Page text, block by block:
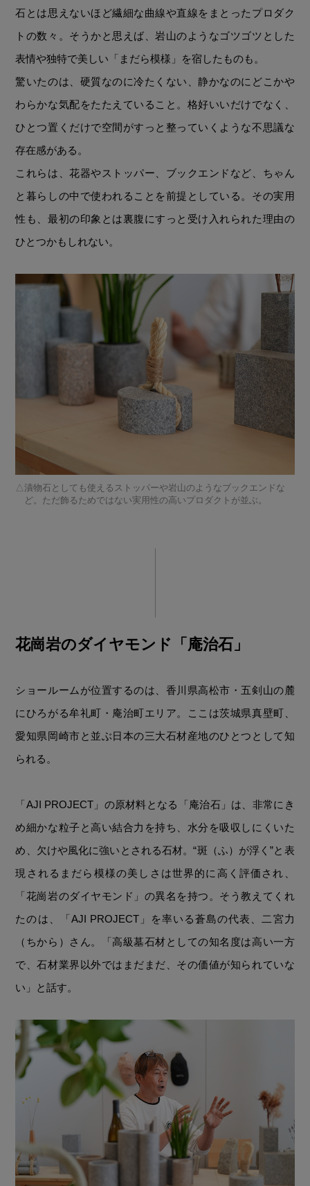
石とは思えないほど繊細な曲線や直線をまとったプロダク
トの数々。そうかと思えば、岩山のようなゴツゴツとした
表情や独特で美しい「まだら模様」を宿したものも。
驚いたのは、硬質なのに冷たくない、静かなのにどこかや
わらかな気配をたたえていること。格好いいだけでなく、
ひとつ置くだけで空間がすっと整っていくような不思議な
存在感がある。
これらは、花器やストッパー、ブックエンドなど、ちゃん
と暮らしの中で使われることを前提としている。その実用
性も、最初の印象とは裏腹にすっと受け入れられた理由の
ひとつかもしれない。
漬物石としても使えるストッパーや岩山のようなブックエンドな
ど。ただ飾るためではない実用性の高いプロダクトが並ぶ。
花崗岩のダイヤモンド「庵治石」
ショールームが位置するのは、香川県高松市・五剣山の麓
にひろがる牟礼町・庵治町エリア。ここは茨城県真壁町、
愛知県岡崎市と並ぶ日本の三大石材産地のひとつとして知
られる。
「AJI PROJECT」の原材料となる「庵治石」は、非常にき
め細かな粒子と高い結合力を持ち、水分を吸収しにくいた
め、欠けや風化に強いとされる石材。“斑（ふ）が浮く”と表
現されるまだら模様の美しさは世界的に高く評価され、
「花崗岩のダイヤモンド」の異名を持つ。そう教えてくれ
たのは、「AJI PROJECT」を率いる蒼島の代表、二宮力
（ちから）さん。「高級墓石材としての知名度は高い一方
で、石材業界以外ではまだまだ、その価値が知られていな
い」と話す。